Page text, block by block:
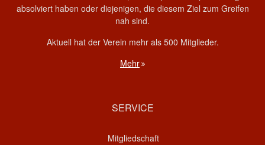
absolviert haben oder diejenigen, die diesem Ziel zum Greifen
nah sind.
Aktuell hat der Verein mehr als 500 Mitglieder.
Mehr
SERVICE
Mitgliedschaft